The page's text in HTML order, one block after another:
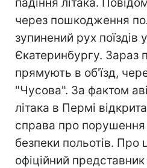
через пошкодження
зупинений рух поїздів
Єкатеринбургу. Зараз
прямують в об'їзд,
"Чусова". За фактом
літака в Пермі
справа про
безпеки польотів. Про
офіційний